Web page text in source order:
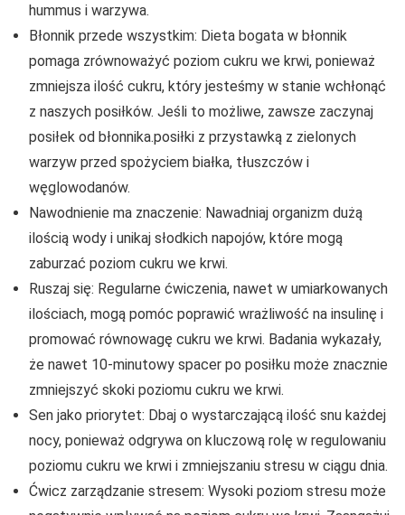
hummus i warzywa.
Błonnik przede wszystkim: Dieta bogata w błonnik
pomaga zrównoważyć poziom cukru we krwi, ponieważ
zmniejsza ilość cukru, który jesteśmy w stanie wchłonąć
z naszych posiłków. Jeśli to możliwe, zawsze zaczynaj
posiłek od błonnika.posiłki z przystawką z zielonych
warzyw przed spożyciem białka, tłuszczów i
węglowodanów.
Nawodnienie ma znaczenie: Nawadniaj organizm dużą
ilością wody i unikaj słodkich napojów, które mogą
zaburzać poziom cukru we krwi.
Ruszaj się: Regularne ćwiczenia, nawet w umiarkowanych
ilościach, mogą pomóc poprawić wrażliwość na insulinę i
promować równowagę cukru we krwi. Badania wykazały,
że nawet 10-minutowy spacer po posiłku może znacznie
zmniejszyć skoki poziomu cukru we krwi.
Sen jako priorytet: Dbaj o wystarczającą ilość snu każdej
nocy, ponieważ odgrywa on kluczową rolę w regulowaniu
poziomu cukru we krwi i zmniejszaniu stresu w ciągu dnia.
Ćwicz zarządzanie stresem: Wysoki poziom stresu może